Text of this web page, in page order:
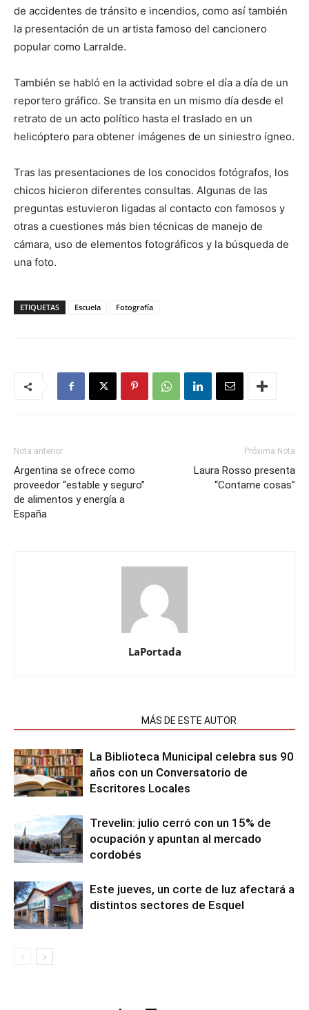
de accidentes de tránsito e incendios, como así también
la presentación de un artista famoso del cancionero
popular como Larralde.
También se habló en la actividad sobre el día a día de un
reportero gráfico. Se transita en un mismo día desde el
retrato de un acto político hasta el traslado en un
helicóptero para obtener imágenes de un siniestro ígneo.
Tras las presentaciones de los conocidos fotógrafos, los
chicos hicieron diferentes consultas. Algunas de las
preguntas estuvieron ligadas al contacto con famosos y
otras a cuestiones más bien técnicas de manejo de
cámara, uso de elementos fotográficos y la búsqueda de
una foto.
ETIQUETAS Escuela Fotografía
Nota anterior
Argentina se ofrece como
proveedor “estable y seguro”
de alimentos y energía a
España
Próxima Nota
Laura Rosso presenta
“Contame cosas”
LaPortada
MÁS DE ESTE AUTOR
La Biblioteca Municipal celebra sus 90
años con un Conversatorio de
Escritores Locales
Trevelin: julio cerró con un 15% de
ocupación y apuntan al mercado
cordobés
Este jueves, un corte de luz afectará a
distintos sectores de Esquel